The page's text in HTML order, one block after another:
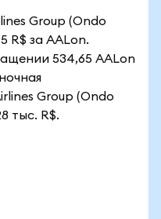
Group (Ondo
R$ за AALon.
534,65 AALon
Group (Ondo
тыс. R$.